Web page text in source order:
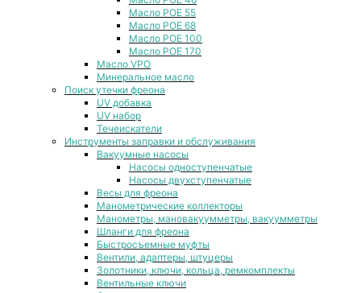
Масло POE 55
Масло POE 68
Масло POE 100
Масло POE 170
Масло VPO
Минеральное масло
Поиск утечки фреона
UV добавка
UV набор
Течеискатели
Инструменты заправки и обслуживания
Вакуумные насосы
Насосы одноступенчатые
Насосы двухступенчатые
Весы для фреона
Манометрические коллекторы
Манометры, мановакуумметры, вакуумметры
Шланги для фреона
Быстросъемные муфты
Вентили, адаптеры, штуцеры
Золотники, ключи, кольца, ремкомплекты
Вентильные ключи